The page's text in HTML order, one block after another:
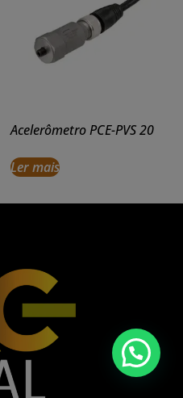
Acelerômetro PCE-PVS 20
Ler mais